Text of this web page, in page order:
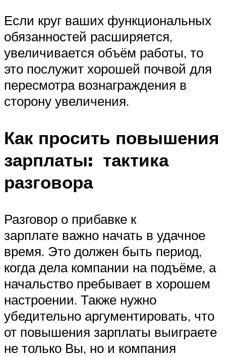
Если круг ваших функциональных
обязанностей расширяется,
увеличивается объём работы, то
это послужит хорошей почвой для
пересмотра вознаграждения в
сторону увеличения.
Как просить повышения
зарплаты: тактика
разговора
Разговор о прибавке к
зарплате важно начать в удачное
время. Это должен быть период,
когда дела компании на подъёме, а
начальство пребывает в хорошем
настроении. Также нужно
убедительно аргументировать, что
от повышения зарплаты выиграете
не только Вы, но и компания